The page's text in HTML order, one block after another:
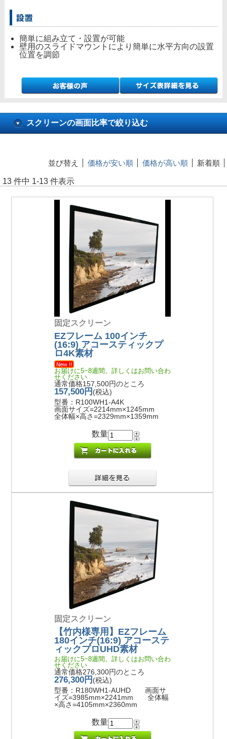
簡単に組み立て・設置が可能
壁用のスライドマウントにより簡単に水平方向の設置
位置を調節
スクリーンの画面比率で絞り込む
並び替え 価格が安い順 価格が高い順 新着順
13 件中 1-13 件表示
固定スクリーン
EZフレーム 100インチ
(16:9) アコースティックプ
ロ4K素材
お届けに5~8週間。詳しくはお問い合わ
せください
通常価格157,500円のところ
157,500円 (税込)
型番：R100WH1-A4K
画面サイズ=2214mm×1245mm
全体幅×高さ=2329mm×1359mm
数量
固定スクリーン
【竹内様専用】EZフレーム
180インチ(16:9) アコーステ
ィックプロUHD素材
お届けに5~8週間。詳しくはお問い合わ
せください
通常価格276,300円のところ
276,300円 (税込)
型番：R180WH1-AUHD 画面サ
イズ=3985mm×2241mm 全体幅
×高さ=4105mm×2360mm
数量